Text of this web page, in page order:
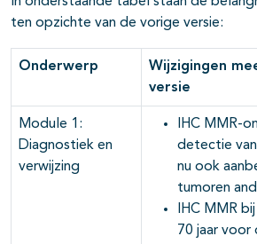
Lynch Syndroom
het Lynch syndroom
syndroom
Adviezen met betrekking tot leefstijl bij
Lynch syndroom
Chemoprofylaxe bij patiënten met
ten opzichte van de vorige versie:
Onderwerp
Wijzigingen
versie
Module 1:
Diagnostiek en
verwijzing
IHC MMR-
detectie
nu ook
tumoren
IHC MMR
70 jaar